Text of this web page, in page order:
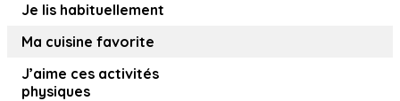
Je lis habituellement
Ma cuisine favorite
J’aime ces activités
physiques